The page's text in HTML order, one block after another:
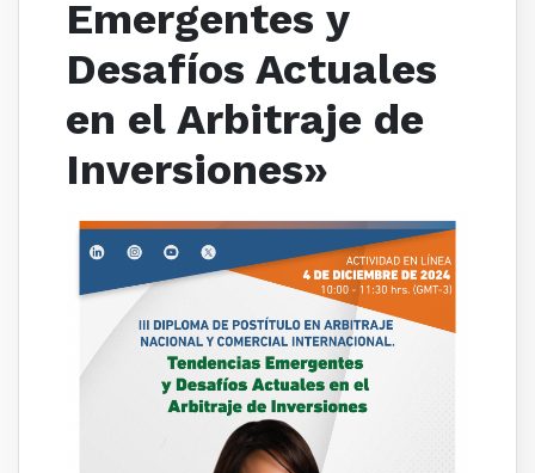
Emergentes y
Desafíos Actuales
en el Arbitraje de
Inversiones»